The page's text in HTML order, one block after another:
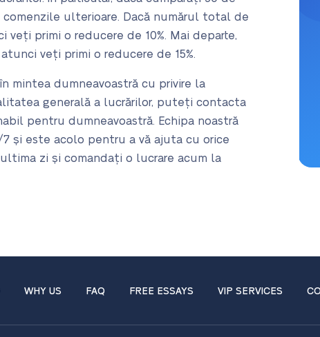
ulterioare. Dacă numărul total de
primi o reducere de 10%. Mai departe,
veți primi o reducere de 15%.
mintea dumneavoastră cu privire la
generală a lucrărilor, puteți contacta
pentru dumneavoastră. Echipa noastră
și este acolo pentru a vă ajuta cu orice
zi și comandați o lucrare acum la
WHY US FAQ FREE ESSAYS VIP SERVICES